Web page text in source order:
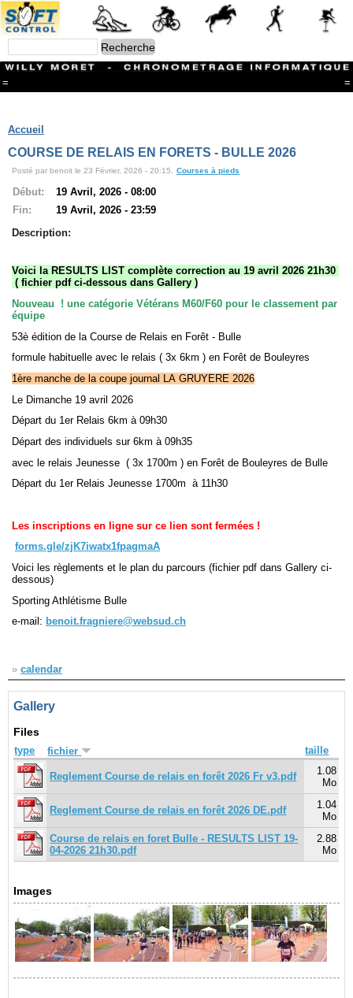
= =
Branches
CONTACT
Ski ALPIN
Triathlon
Ski Nordique
Courses à pieds
VTT
Caisse à savon
Coupe "Journal La Gruyère"
Hippisme
Marche
recherche
site map
Ouverture de session
Créer un nouveau compte
Demander un nouveau mot de passe
Accueil
COURSE DE RELAIS EN FORETS - BULLE 2026
Posté par benoit le 23 Février, 2026 - 20:15. Courses à pieds
Début:
19 Avril, 2026 - 08:00
Fin:
19 Avril, 2026 - 23:59
Description:
Voici la RESULTS LIST complète correction au 19 avril 2026 21h30
( fichier pdf ci-dessous dans Gallery )
Nouveau ! une catégorie Vétérans M60/F60 pour le classement par
équipe
53è édition de la Course de Relais en Forêt - Bulle
formule habituelle avec le relais ( 3x 6km ) en Forêt de Bouleyres
1ère manche de la coupe journal LA GRUYERE 2026
Le Dimanche 19 avril 2026
Départ du 1er Relais 6km à 09h30
Départ des individuels sur 6km à 09h35
avec le relais Jeunesse ( 3x 1700m ) en Forêt de Bouleyres de Bulle
Départ du 1er Relais Jeunesse 1700m à 11h30
Les inscriptions en ligne sur ce lien sont fermées !
forms.gle/zjK7iwatx1fpagmaA
Voici les règlements et le plan du parcours (fichier pdf dans Gallery ci-
dessous)
Sporting Athlétisme Bulle
e-mail: benoit.fragniere@websud.ch
» calendar
Gallery
Files
type fichier taille
Reglement Course de relais en forêt 2026 Fr v3.pdf
1.08
Mo
Reglement Course de relais en forêt 2026 DE.pdf
1.04
Mo
Course de relais en foret Bulle - RESULTS LIST 19-
04-2026 21h30.pdf
2.88
Mo
Images